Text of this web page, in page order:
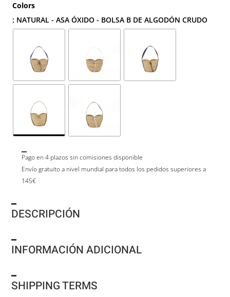
Colors
: NATURAL - ASA ÓXIDO - BOLSA B DE ALGODÓN CRUDO
Pago en 4 plazos sin comisiones disponible
Envío gratuito a nivel mundial para todos los pedidos superiores a
145€
DESCRIPCIÓN
INFORMACIÓN ADICIONAL
SHIPPING TERMS